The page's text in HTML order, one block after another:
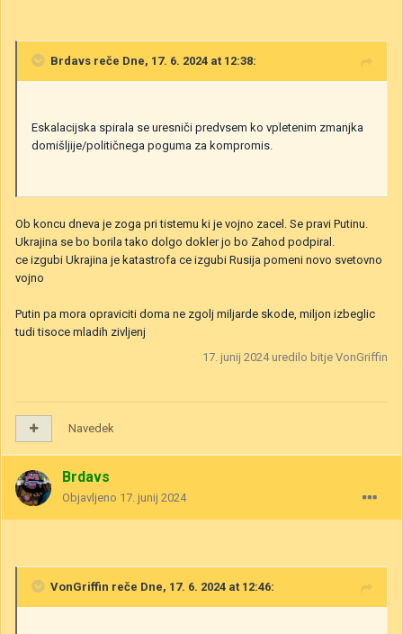
Brdavs reče Dne, 17. 6. 2024 at 12:38:
Eskalacijska spirala se uresniči predvsem ko vpletenim zmanjka
domišljije/političnega poguma za kompromis.
Ob koncu dneva je zoga pri tistemu ki je vojno zacel. Se pravi Putinu.
Ukrajina se bo borila tako dolgo dokler jo bo Zahod podpiral.
ce izgubi Ukrajina je katastrofa ce izgubi Rusija pomeni novo svetovno
vojno
Putin pa mora opraviciti doma ne zgolj miljarde skode, miljon izbeglic
tudi tisoce mladih zivljenj
17. junij 2024uredilo bitje VonGriffin
Navedek
Brdavs
Objavljeno 17. junij 2024
VonGriffin reče Dne, 17. 6. 2024 at 12:46: